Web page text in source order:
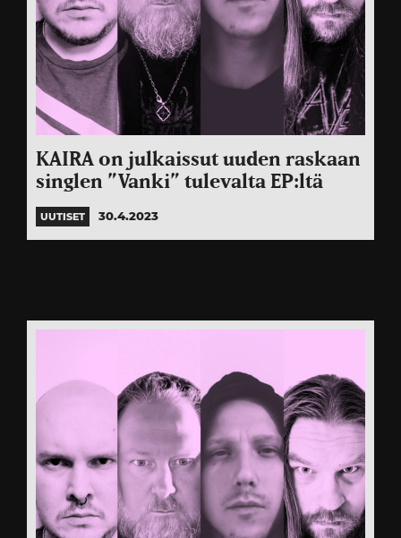
KAIRA on julkaissut uuden raskaan
singlen ”Vanki” tulevalta EP:ltä
UUTISET 30.4.2023